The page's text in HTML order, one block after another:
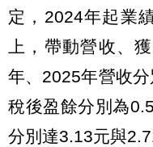
定，2024年起業
上，帶動營收、
年、2025年營收
稅後盈餘分別為
分別達3.13元與